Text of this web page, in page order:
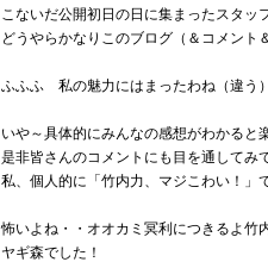
こないだ公開初日の日に集まったスタッ
どうやらかなりこのブログ（＆コメント
ふふふ 私の魅力にはまったわね（違う）
いや～具体的にみんなの感想がわかると
是非皆さんのコメントにも目を通してみ
私、個人的に「竹内力、マジこわい！」
怖いよね・・オオカミ冥利につきるよ竹
ヤギ森でした！